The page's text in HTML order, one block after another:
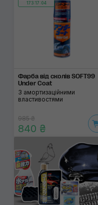
173:17:03
Фарба від сколів SOFT99
Under Coat
З амортизаційними
властивостями
985 ₴
840 ₴